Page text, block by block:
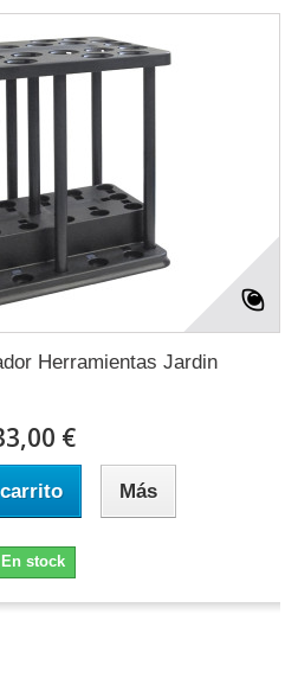
Herramientas Jardin
€
Más
En stock